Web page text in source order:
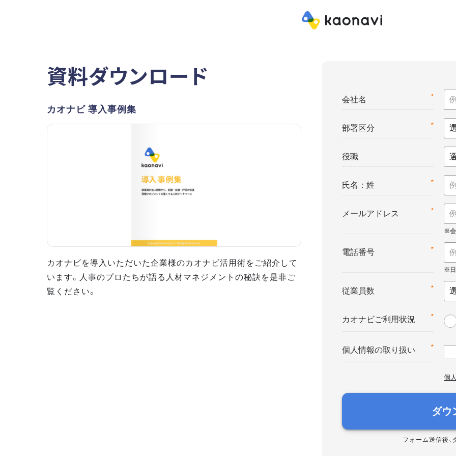
資料ダウンロード
カオナビ 導入事例集
カオナビを導入いただいた企業様のカオナビ活用術をご紹介して
います。人事のプロたちが語る人材マネジメントの秘訣を是非ご
覧ください。
*
会社名
*
部署区分
役職
*
氏名：姓
*
メールアドレス
*
電話番号
*
従業員数
*
カオナビご利用状況
*
個人情報の取り扱い
個
ダウ
フォーム送信後